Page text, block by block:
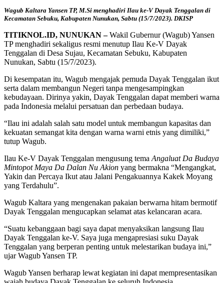
Wagub Kaltara Yansen TP, M.Si menghadiri Ilau ke-V Dayak Tenggalan di
Kecamatan Sebuku, Kabupaten Nunukan, Sabtu (15/7/2023). DKISP
TITIKNOL.ID, NUNUKAN –Wakil Gubernur (Wagub) Yansen
TP menghadiri sekaligus resmi menutup Ilau Ke-V Dayak
Tenggalan di Desa Sujau, Kecamatan Sebuku, Kabupaten
Nunukan, Sabtu (15/7/2023).
Di kesempatan itu, Wagub mengajak pemuda Dayak Tenggalan ikut
serta dalam membangun Negeri tanpa mengesampingkan
kebudayaan. Dirinya yakin, Dayak Tenggalan dapat memberi warna
pada Indonesia melalui persatuan dan perbedaan budaya.
“Ilau ini adalah salah satu model untuk membangun kapasitas dan
kekuatan semangat kita dengan warna warni etnis yang dimiliki,”
tutup Wagub.
Ilau Ke-V Dayak Tenggalan mengusung tema Angaluat Da Budaya
Mintopot Maya Da Dalan Nu Akion yang bermakna “Mengangkat,
Yakin dan Percaya Ikut atau Jalani Pengakuannya Kakek Moyang
yang Terdahulu”.
Wagub Kaltara yang mengenakan pakaian berwarna hitam bermotif
Dayak Tenggalan mengucapkan selamat atas kelancaran acara.
“Suatu kebanggaan bagi saya dapat menyaksikan langsung Ilau
Dayak Tenggalan ke-V. Saya juga mengapresiasi suku Dayak
Tenggalan yang berperan penting untuk melestarikan budaya ini,”
ujar Wagub Yansen TP.
Wagub Yansen berharap lewat kegiatan ini dapat mempresentasikan